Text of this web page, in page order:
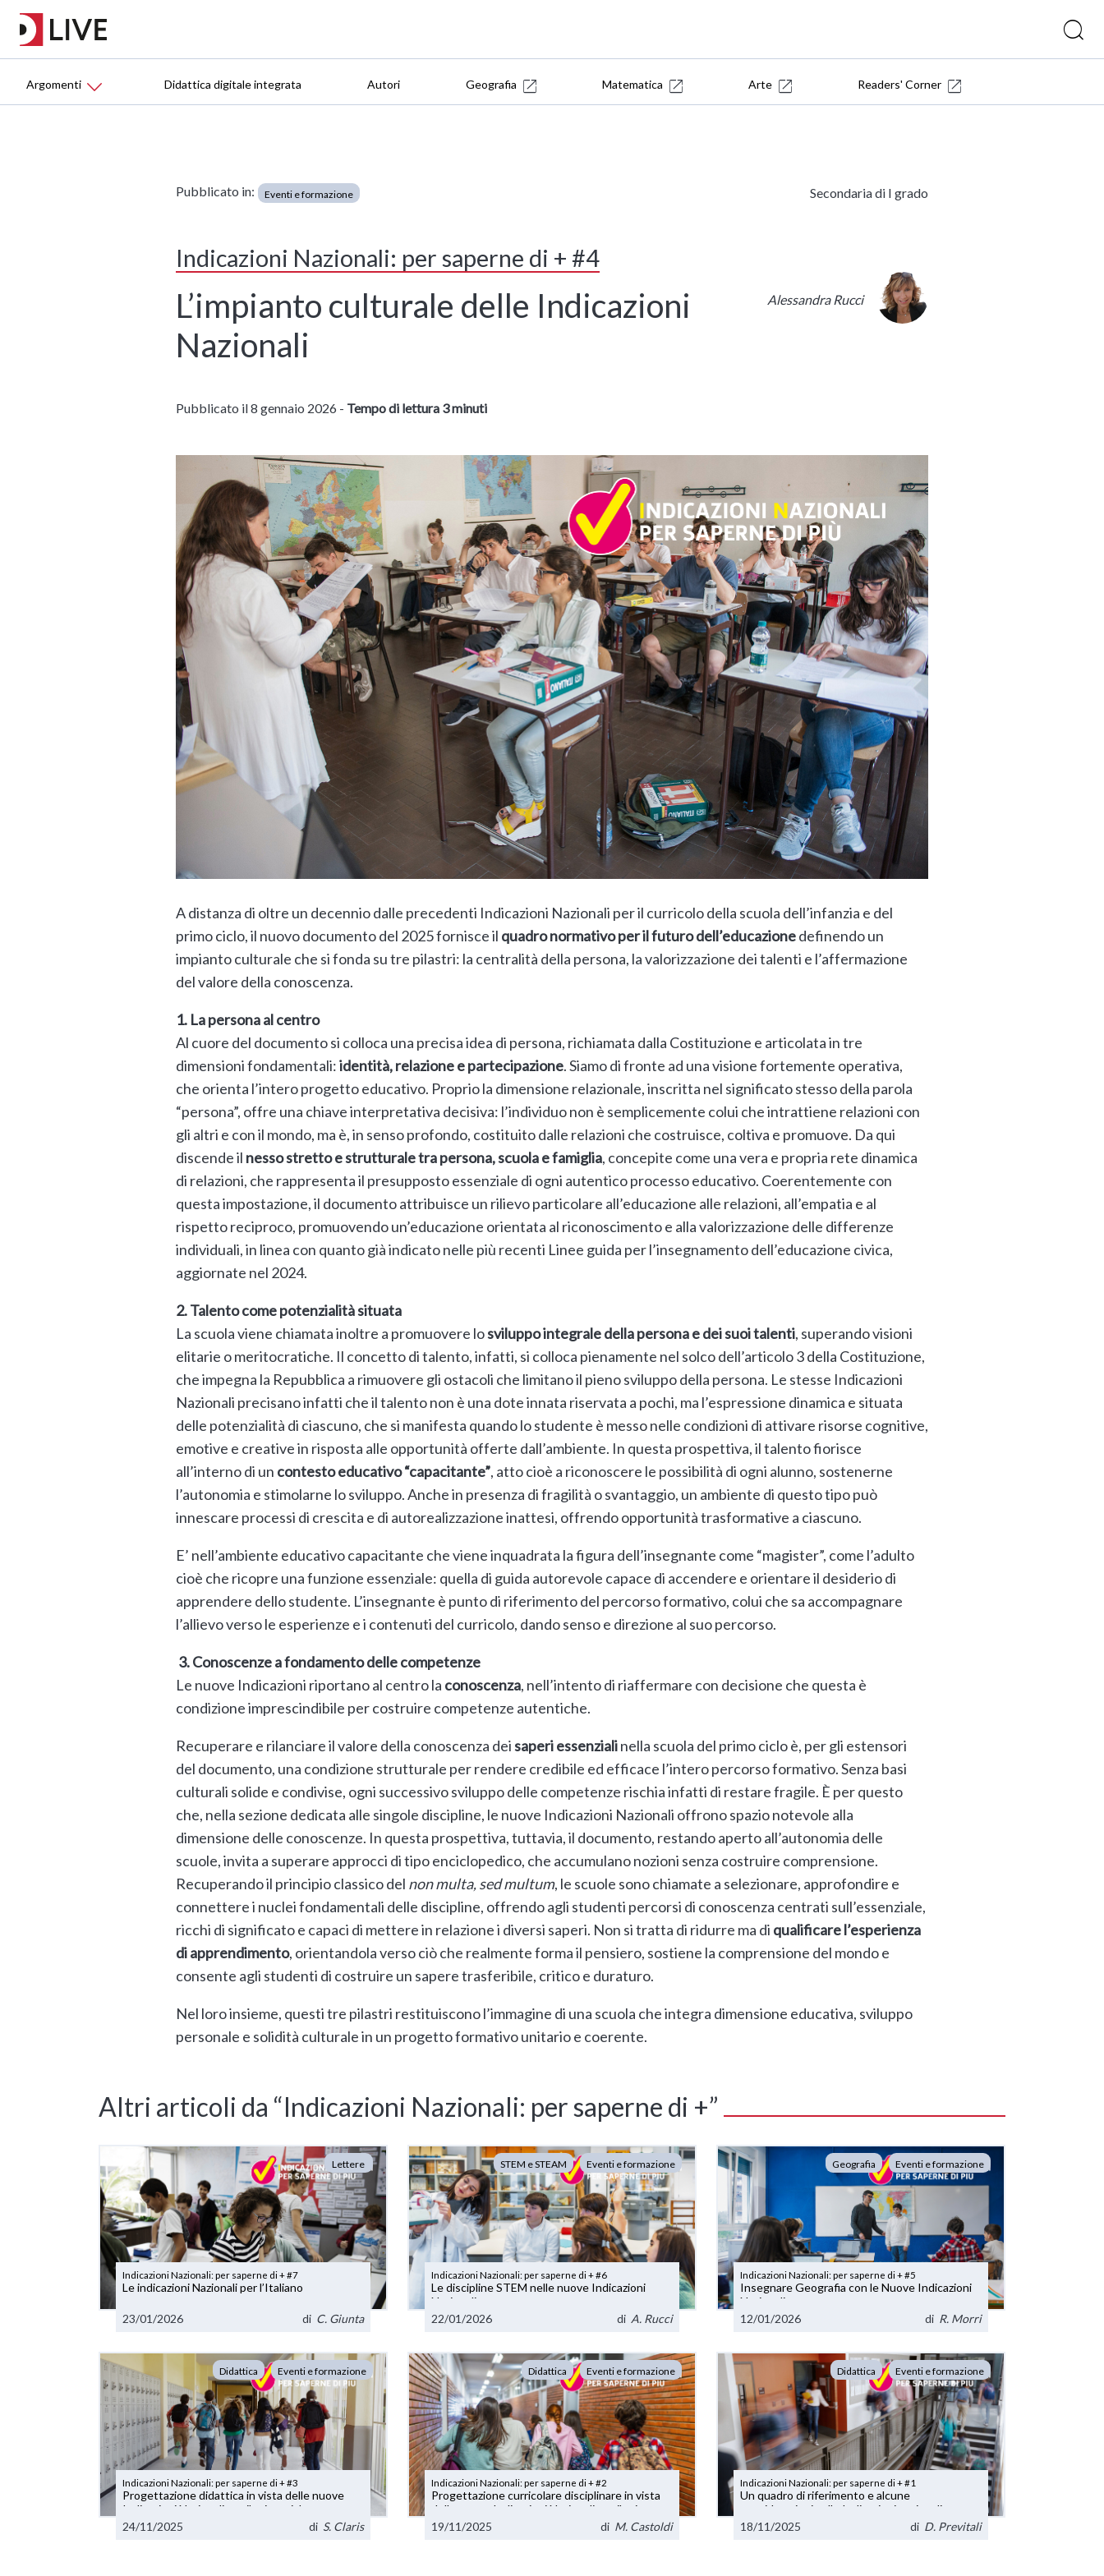
Argomenti Didattica digitale integrata Autori Geografia Matematica Arte Readers' Corner
Pubblicato in: Eventi e formazione Secondaria di I grado
Indicazioni Nazionali: per saperne di + #4
L’impianto culturale delle Indicazioni
Nazionali
Alessandra Rucci
Pubblicato il 8 gennaio 2026 - Tempo di lettura 3 minuti
A distanza di oltre un decennio dalle precedenti Indicazioni Nazionali per il curricolo della scuola dell’infanzia e del
primo ciclo, il nuovo documento del 2025 fornisce il quadro normativo per il futuro dell’educazionedefinendo un
impianto culturale che si fonda su tre pilastri: la centralità della persona, la valorizzazione dei talenti e l’affermazione
del valore della conoscenza.
1. La persona al centro
Al cuore del documento si colloca una precisa idea di persona, richiamata dalla Costituzione e articolata in tre
dimensioni fondamentali:identità, relazione e partecipazione. Siamo di fronte ad una visione fortemente operativa,
che orienta l’intero progetto educativo. Proprio la dimensione relazionale, inscritta nel significato stesso della parola
“persona”, offre una chiave interpretativa decisiva: l’individuo non è semplicemente colui che intrattiene relazioni con
gli altri e con il mondo, ma è, in senso profondo, costituito dalle relazioni che costruisce, coltiva e promuove. Da qui
discende il nesso stretto e strutturale tra persona, scuola e famiglia, concepite come una vera e propria rete dinamica
di relazioni, che rappresenta il presupposto essenziale di ogni autentico processo educativo. Coerentemente con
questa impostazione, il documento attribuisce un rilievo particolare all’educazione alle relazioni, all’empatia e al
rispetto reciproco, promuovendo un’educazione orientata al riconoscimento e alla valorizzazione delle differenze
individuali, in linea con quanto già indicato nelle più recenti Linee guida per l’insegnamento dell’educazione civica,
aggiornate nel 2024.
2. Talento come potenzialità situata
La scuola viene chiamata inoltre a promuovere losviluppo integrale della persona e dei suoi talenti, superando visioni
elitarie o meritocratiche. Il concetto di talento, infatti, si colloca pienamente nel solco dell’articolo 3 della Costituzione,
che impegna la Repubblica a rimuovere gli ostacoli che limitano il pieno sviluppo della persona. Le stesse Indicazioni
Nazionali precisano infatti che il talento non è una dote innata riservata a pochi, ma l’espressione dinamica e situata
delle potenzialità di ciascuno, che si manifesta quando lo studente è messo nelle condizioni di attivare risorse cognitive,
emotive e creative in risposta alle opportunità offerte dall’ambiente. In questa prospettiva, il talento fiorisce
all’interno di un contesto educativo “capacitante”, atto cioè a riconoscere le possibilità di ogni alunno, sostenerne
l’autonomia e stimolarne lo sviluppo. Anche in presenza di fragilità o svantaggio, un ambiente di questo tipo può
innescare processi di crescita e di autorealizzazione inattesi, offrendo opportunità trasformative a ciascuno.
E’ nell’ambiente educativo capacitante che viene inquadrata la figura dell’insegnante come “magister”, come l’adulto
cioè che ricopre una funzione essenziale: quella di guida autorevole capace di accendere e orientare il desiderio di
apprendere dello studente. L’insegnante è punto di riferimento del percorso formativo, colui che sa accompagnare
l’allievo verso le esperienze e i contenuti del curricolo, dando senso e direzione al suo percorso.
3. Conoscenze a fondamento delle competenze
Le nuove Indicazioni riportano al centro la conoscenza, nell’intento di riaffermare con decisione che questa è
condizione imprescindibile per costruire competenze autentiche.
Recuperare e rilanciare il valore della conoscenza deisaperi essenzialinella scuola del primo ciclo è, per gli estensori
del documento, una condizione strutturale per rendere credibile ed efficace l’intero percorso formativo. Senza basi
culturali solide e condivise, ogni successivo sviluppo delle competenze rischia infatti di restare fragile. È per questo
che, nella sezione dedicata alle singole discipline, le nuove Indicazioni Nazionali offrono spazio notevole alla
dimensione delle conoscenze. In questa prospettiva, tuttavia, il documento, restando aperto all’autonomia delle
scuole, invita a superare approcci di tipo enciclopedico, che accumulano nozioni senza costruire comprensione.
Recuperando il principio classico del non multa, sed multum, le scuole sono chiamate a selezionare, approfondire e
connettere i nuclei fondamentali delle discipline, offrendo agli studenti percorsi di conoscenza centrati sull’essenziale,
ricchi di significato e capaci di mettere in relazione i diversi saperi. Non si tratta di ridurre ma di qualificare l’esperienza
di apprendimento, orientandola verso ciò che realmente forma il pensiero, sostiene la comprensione del mondo e
consente agli studenti di costruire un sapere trasferibile, critico e duraturo.
Nel loro insieme, questi tre pilastri restituiscono l’immagine di una scuola che integra dimensione educativa, sviluppo
personale e solidità culturale in un progetto formativo unitario e coerente.
Altri articoli da “Indicazioni Nazionali: per saperne di +”
Lettere
Indicazioni Nazionali: per saperne di + #7
Le indicazioni Nazionali per l’Italiano
23/01/2026 di C. Giunta
STEM e STEAM Eventi e formazione
Indicazioni Nazionali: per saperne di + #6
Le discipline STEM nelle nuove Indicazioni
Nazionali
22/01/2026
di A. Rucci
Geografia Eventi e formazione
Indicazioni Nazionali: per saperne di + #5
Insegnare Geografia con le Nuove Indicazioni
Nazionali
12/01/2026
di R. Morri
Didattica Eventi e formazione
Indicazioni Nazionali: per saperne di + #3
Progettazione didattica in vista delle nuove
Indicazioni Nazionali per il primo ciclo
24/11/2025
di S. Claris
Didattica Eventi e formazione
Indicazioni Nazionali: per saperne di + #2
Progettazione curricolare disciplinare in vista
delle nuove Indicazioni Nazionali per il primo
ciclo
19/11/2025 di M. Castoldi
Didattica Eventi e formazione
Indicazioni Nazionali: per saperne di + #1
Un quadro di riferimento e alcune
considerazioni sulle Indicazioni nazionali
18/11/2025
di D. Previtali